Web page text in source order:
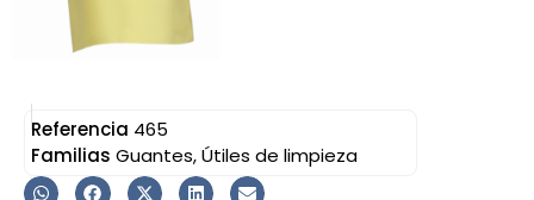
Referencia 465
Familias Guantes,Útiles de limpieza